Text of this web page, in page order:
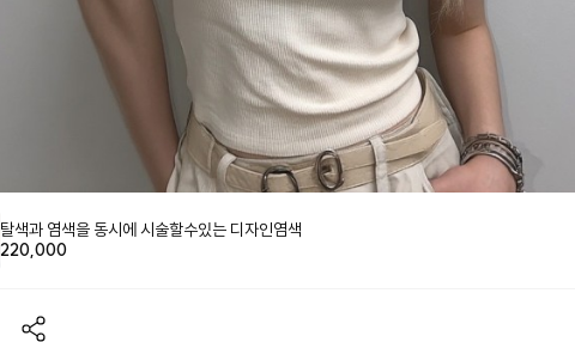
탈색과 염색을 동시에 시술할수있는 디자인염색
220,000